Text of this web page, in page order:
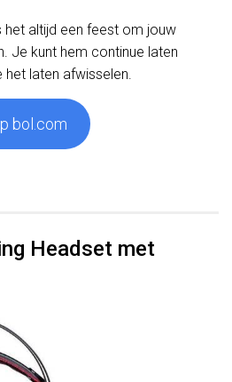
het altijd een feest om jouw
Je kunt hem continue laten
het laten afwisselen.
bol.com
Headset met